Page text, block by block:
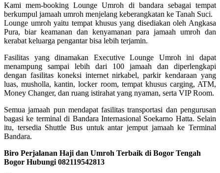
Kami mem-booking Lounge Umroh di bandara sebagai tempat
berkumpul jamaah umroh menjelang keberangkatan ke Tanah Suci.
Lounge umroh yaitu tempat khusus yang disediakan oleh Angkasa
Pura, biar keamanan dan kenyamanan para jamaah umroh dan
kerabat keluarga pengantar bisa lebih terjamin.
Fasilitas yang dinamakan Executive Lounge Umroh ini dapat
menampung sampai lebih dari 100 jamaah dan diperlengkapi
dengan fasilitas koneksi internet nirkabel, parkir kendaraan yang
luas, musholla, kantin, locker room, tempat khusus carging, ATM,
Money Changer, dan ruang istirahat yang nyaman, serta VIP Room.
Semua jamaah pun mendapat fasilitas transportasi dan pengurusan
bagasi ke terminal di Bandara Internasional Soekarno Hatta. Selain
itu, tersedia Shuttle Bus untuk antar jemput jamaah ke Terminal
Bandara.
Biro Perjalanan Haji dan Umroh Terbaik di Bogor Tengah
Bogor Hubungi 082119542813